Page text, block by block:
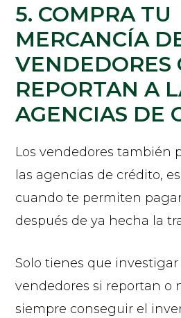
5. COMPRA TU
MERCANCÍA
VENDEDORES
REPORTAN A
AGENCIAS DE
Los vendedores también
las agencias de crédito,
cuando te permiten
después de ya hecha la
Solo tienes que
vendedores si reportan o
siempre conseguir el